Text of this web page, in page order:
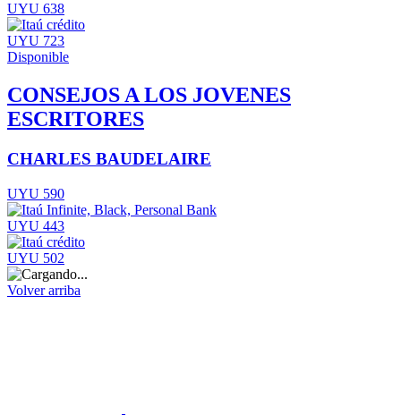
UYU 638
UYU 723
Disponible
CONSEJOS A LOS JOVENES
ESCRITORES
CHARLES BAUDELAIRE
UYU 590
UYU 443
UYU 502
Volver arriba